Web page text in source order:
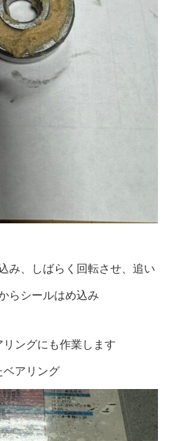
み、しばらく回転させ、追い
らシールはめ込み
ングにも作業します
ベアリング